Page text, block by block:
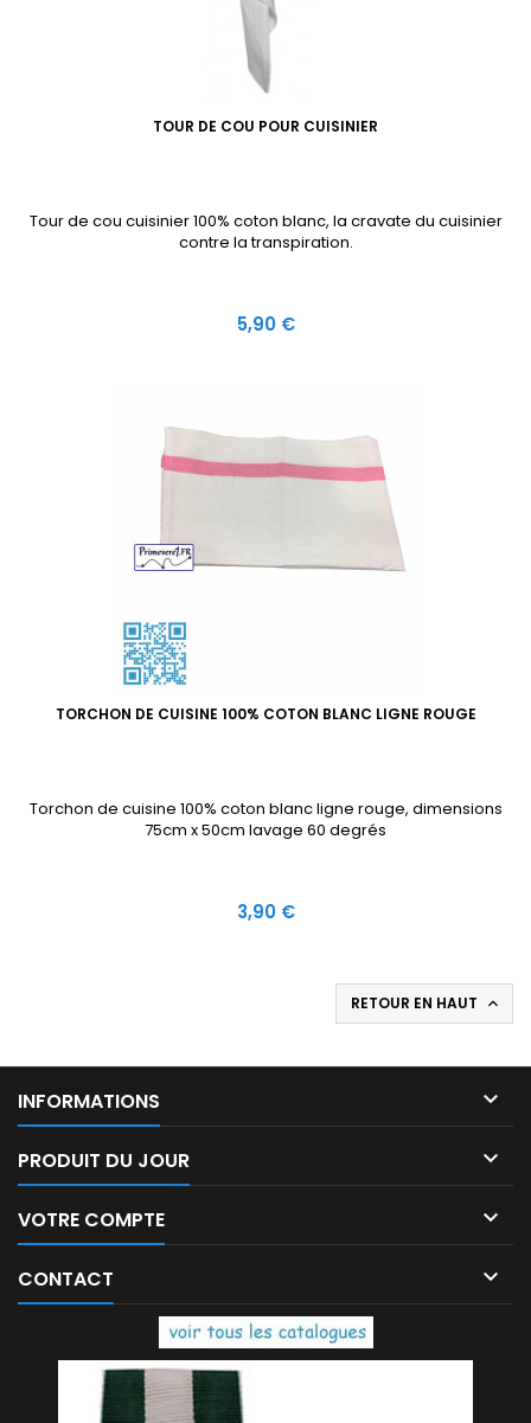
TOUR DE COU POUR CUISINIER
Tour de cou cuisinier 100% coton blanc, la cravate du cuisinier
contre la transpiration.
Prix
5,90 €
TORCHON DE CUISINE 100% COTON BLANC LIGNE ROUGE
Torchon de cuisine 100% coton blanc ligne rouge, dimensions
75cm x 50cm lavage 60 degrés
Prix
3,90 €
RETOUR EN HAUT 
INFORMATIONS 
PRODUIT DU JOUR 
VOTRE COMPTE 
CONTACT 